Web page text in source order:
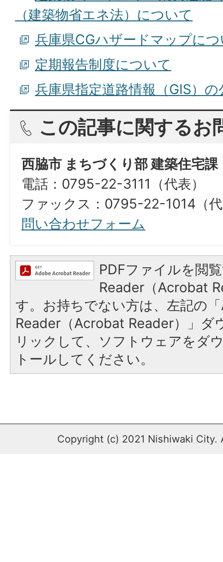
（建築物省エネ法）について
兵庫県CGハザードマップに
定期報告制度について
兵庫県指定道路情報（GIS）
この記事に関するお
西脇市 まちづくり部 建築住宅課
電話：0795-22-3111（代表）
ファックス：0795-22-1014（
問い合わせフォーム
PDFファイルを閲
Reader（Acrobat
す。お持ちでない方は、左記の
Reader（Acrobat Reader）」ダ
リックして、ソフトウェアをダ
トールしてください。
Copyright (c) 2021 Nishiwaki City.